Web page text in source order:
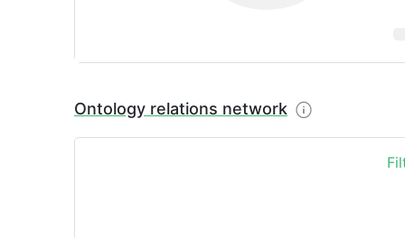
Ontology relations network